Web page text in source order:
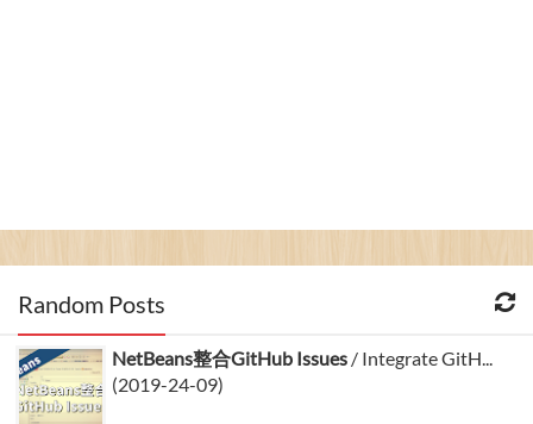
Random Posts
NetBeans整合GitHub Issues / Integrate GitH...
(2019-24-09)